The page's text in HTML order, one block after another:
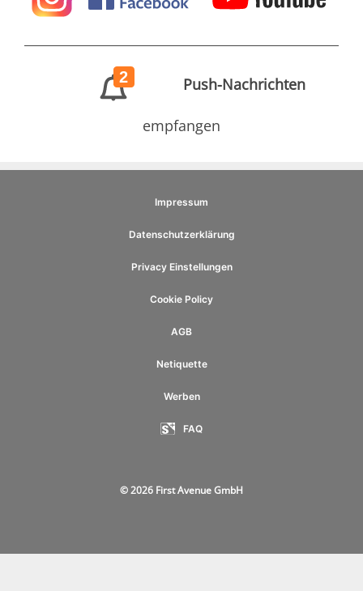
2 Push-Nachrichten
empfangen
Impressum
Datenschutzerklärung
Privacy Einstellungen
Cookie Policy
AGB
Netiquette
Werben
FAQ
© 2026 First Avenue GmbH